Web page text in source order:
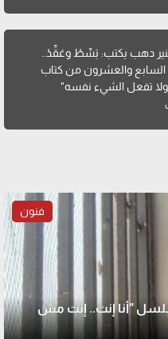
دهب يكتب: بَسِّطْ وعَقِّدْ..
والعشرون من كتاب
تفعل الشيء نفسه"
فنون
"أنا إنت.. إنت مش